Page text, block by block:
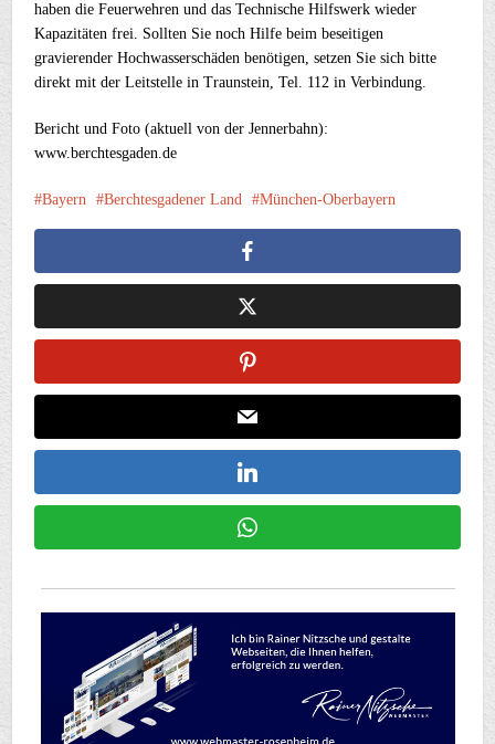
haben die Feuerwehren und das Technische Hilfswerk wieder
Kapazitäten frei. Sollten Sie noch Hilfe beim beseitigen
gravierender Hochwasserschäden benötigen, setzen Sie sich bitte
direkt mit der Leitstelle in Traunstein, Tel. 112 in Verbindung.
Bericht und Foto (aktuell von der Jennerbahn):
www.berchtesgaden.de
Bayern Berchtesgadener Land München-Oberbayern